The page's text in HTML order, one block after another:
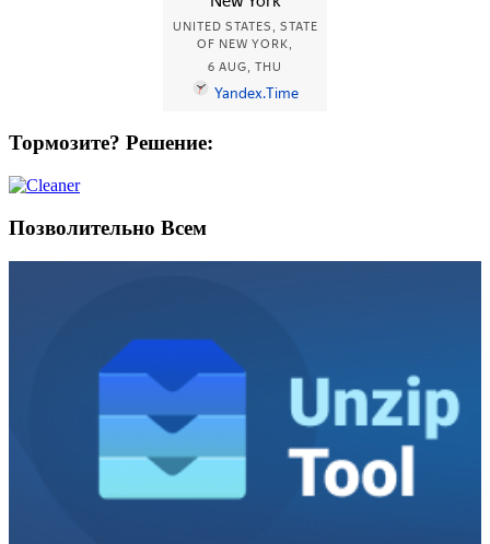
Тормозите? Решение:
Позволительно Всем